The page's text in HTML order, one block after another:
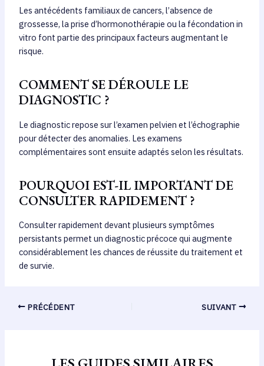
Les antécédents familiaux de cancers, l’absence de
grossesse, la prise d’hormonothérapie ou la fécondation in
vitro font partie des principaux facteurs augmentant le
risque.
COMMENT SE DÉROULE LE
DIAGNOSTIC ?
Le diagnostic repose sur l’examen pelvien et l’échographie
pour détecter des anomalies. Les examens
complémentaires sont ensuite adaptés selon les résultats.
POURQUOI EST-IL IMPORTANT DE
CONSULTER RAPIDEMENT ?
Consulter rapidement devant plusieurs symptômes
persistants permet un diagnostic précoce qui augmente
considérablement les chances de réussite du traitement et
de survie.
PRÉCÉDENT SUIVANT